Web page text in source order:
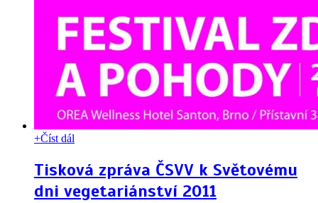
+Číst dál
Tisková zpráva ČSVV k Světovému
dni vegetariánství 2011